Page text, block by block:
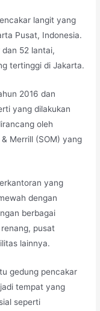
langit yang
Pusat, Indonesia.
dan 52 lantai,
tertinggi di Jakarta.
2016 dan
yang dilakukan
oleh
Merrill (SOM) yang
yang
dengan
berbagai
pusat
lainnya.
gedung pencakar
tempat yang
seperti